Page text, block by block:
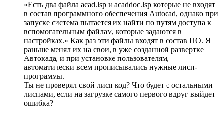
«Есть два файла acad.lsp и acaddoc.lsp которые не входят
в состав программного обеспечения Autocad, однако при
запуске система пытается их найти по путям доступа к
вспомогательным файлам, которые задаются в
настройках.» Как раз эти файлы входят в состав ПО. Я
раньше менял их на свои, в уже созданной развертке
Автокада, и при установке пользователям,
автоматически всем прописывались нужные лисп-
программы.
Ты не проверял свой лисп код? Что будет с остальными
лиспами, если на загрузке самого первого вдруг выйдет
ошибка?